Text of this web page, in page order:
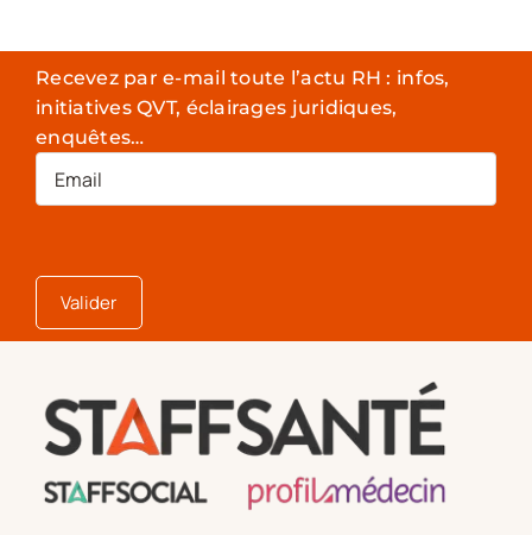
Recevez par e-mail toute l’actu RH : infos,
initiatives QVT, éclairages juridiques,
enquêtes…